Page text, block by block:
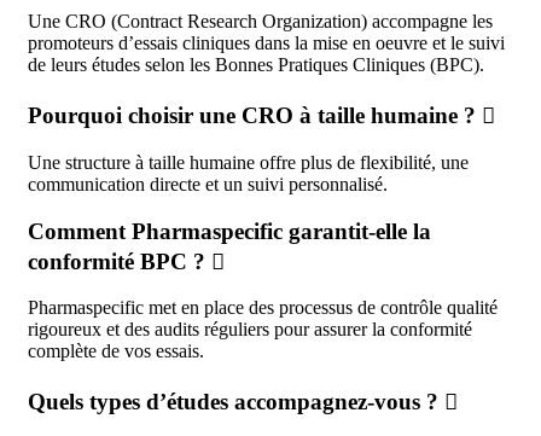
Une CRO (Contract Research Organization) accompagne les
promoteurs d’essais cliniques dans la mise en oeuvre et le suivi
de leurs études selon les Bonnes Pratiques Cliniques (BPC).
Pourquoi choisir une CRO à taille humaine ?
Une structure à taille humaine offre plus de flexibilité, une
communication directe et un suivi personnalisé.
Comment Pharmaspecific garantit-elle la
conformité BPC ?
Pharmaspecific met en place des processus de contrôle qualité
rigoureux et des audits réguliers pour assurer la conformité
complète de vos essais.
Quels types d’études accompagnez-vous ?